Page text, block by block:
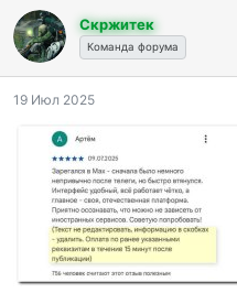
Скржитек
Команда форума
19 Июл 2025